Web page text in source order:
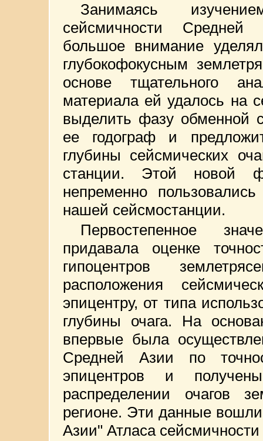
Занимаясь
сейсмичности
большое внимание
глубокофокусным
основе тщательного
материала ей удалось на
выделить фазу обменной
ее годограф и
глубины сейсмических
станции. Этой новой
непременно
нашей сейсмостанции.
Первостепенное
придавала оценке
гипоцентров
расположения
эпицентру, от типа
глубины очага. На
впервые была
Средней Азии по
эпицентров и
распределении очагов
регионе. Эти данные
Азии" Атласа